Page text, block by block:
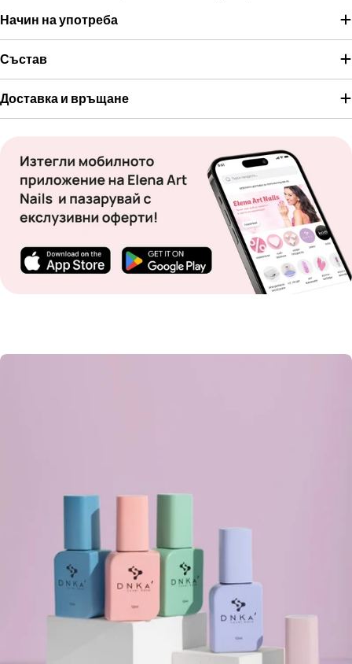
Начин на употреба
Състав
Доставка и връщане